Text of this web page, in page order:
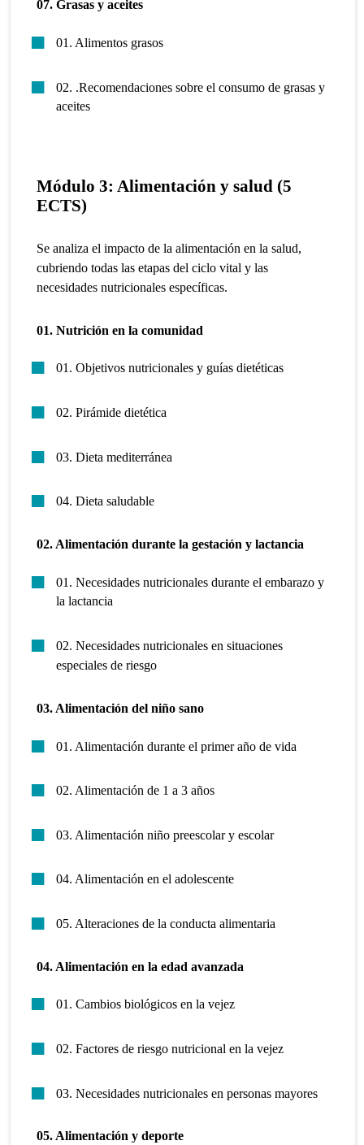
07. Grasas y aceites
01. Alimentos grasos
02. .Recomendaciones sobre el consumo de grasas y
aceites
Módulo3: Alimentación y salud (5
ECTS)
Se analiza el impacto de la alimentación en la salud,
cubriendo todas las etapas del ciclo vital y las
necesidades nutricionales específicas.
01. Nutrición en la comunidad
01. Objetivos nutricionales y guías dietéticas
02. Pirámide dietética
03. Dieta mediterránea
04. Dieta saludable
02. Alimentación durante la gestación y lactancia
01. Necesidades nutricionales durante el embarazo y
la lactancia
02. Necesidades nutricionales en situaciones
especiales de riesgo
03. Alimentación del niño sano
01. Alimentación durante el primer año de vida
02. Alimentación de 1 a 3 años
03. Alimentación niño preescolar y escolar
04. Alimentación en el adolescente
05. Alteraciones de la conducta alimentaria
04. Alimentación en la edad avanzada
01. Cambios biológicos en la vejez
02. Factores de riesgo nutricional en la vejez
03. Necesidades nutricionales en personas mayores
05. Alimentación y deporte